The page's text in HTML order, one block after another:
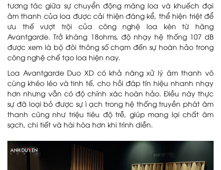
tương tác giữa sự chuyển động màng loa và khuếch đại
âm thanh của loa được cải thiện đáng kể, thể hiện triệt để
ưu thế vượt trội của công nghệ loa kèn từ hãng
Avantgarde. Trở kháng 18ohms, độ nhạy hệ thống 107 dB
được xem là bộ đôi thông số chạm đến sự hoàn hảo trong
công nghệ chế tạo loa hiện nay.
Loa Avantgarde Duo XD có khả năng xử lý âm thanh vô
cùng khéo léo và tinh tế, cho hồi đáp tín hiệu nhanh nhạy
hơn nhưng vẫn có độ chính xác hoàn hảo. Điều này thực
sự đã loại bỏ được sự ì ạch trong hệ thống truyền phát âm
thanh cũng như triệu tiêu độ trễ, giúp mang lại chất âm
sạch, chi tiết và hài hòa hơn khi trình diễn.